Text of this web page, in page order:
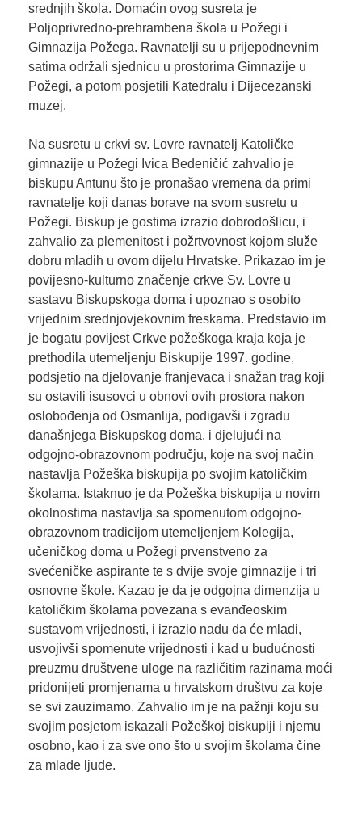
srednjih škola. Domaćin ovog susreta je
Poljoprivredno-prehrambena škola u Požegi i
Gimnazija Požega. Ravnatelji su u prijepodnevnim
satima održali sjednicu u prostorima Gimnazije u
Požegi, a potom posjetili Katedralu i Dijecezanski
muzej.
Na susretu u crkvi sv. Lovre ravnatelj Katoličke
gimnazije u Požegi Ivica Bedeničić zahvalio je
biskupu Antunu što je pronašao vremena da primi
ravnatelje koji danas borave na svom susretu u
Požegi. Biskup je gostima izrazio dobrodošlicu, i
zahvalio za plemenitost i požrtvovnost kojom služe
dobru mladih u ovom dijelu Hrvatske. Prikazao im je
povijesno-kulturno značenje crkve Sv. Lovre u
sastavu Biskupskoga doma i upoznao s osobito
vrijednim srednjovjekovnim freskama. Predstavio im
je bogatu povijest Crkve požeškoga kraja koja je
prethodila utemeljenju Biskupije 1997. godine,
podsjetio na djelovanje franjevaca i snažan trag koji
su ostavili isusovci u obnovi ovih prostora nakon
oslobođenja od Osmanlija, podigavši i zgradu
današnjega Biskupskog doma, i djelujući na
odgojno-obrazovnom području, koje na svoj način
nastavlja Požeška biskupija po svojim katoličkim
školama. Istaknuo je da Požeška biskupija u novim
okolnostima nastavlja sa spomenutom odgojno-
obrazovnom tradicijom utemeljenjem Kolegija,
učeničkog doma u Požegi prvenstveno za
svećeničke aspirante te s dvije svoje gimnazije i tri
osnovne škole. Kazao je da je odgojna dimenzija u
katoličkim školama povezana s evanđeoskim
sustavom vrijednosti, i izrazio nadu da će mladi,
usvojivši spomenute vrijednosti i kad u budućnosti
preuzmu društvene uloge na različitim razinama moći
pridonijeti promjenama u hrvatskom društvu za koje
se svi zauzimamo. Zahvalio im je na pažnji koju su
svojim posjetom iskazali Požeškoj biskupiji i njemu
osobno, kao i za sve ono što u svojim školama čine
za mlade ljude.